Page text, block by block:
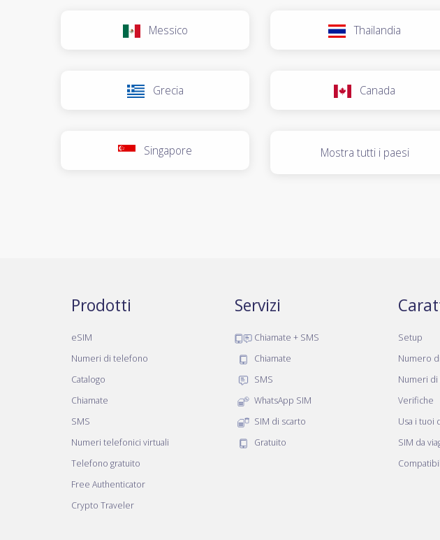
Messico Thailandia
Grecia Canada
Singapore Mostra tutti i paesi
Prodotti
eSIM
Numeri di telefono
Catalogo
Chiamate
SMS
Numeri telefonici virtuali
Telefono gratuito
Free Authenticator
Crypto Traveler
Servizi
Chiamate + SMS
Chiamate
SMS
WhatsApp SIM
SIM di scarto
Gratuito
Setup
Numero
Numeri
Verifiche
Usa i tuoi
SIM da